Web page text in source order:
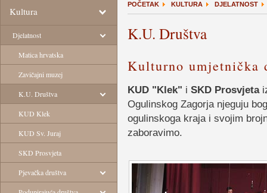
Kultura
Djelatnost
Matica hrvatska
Zavičajni muzej
K.U. Društva
KUD Klek
KUD Sv. Juraj
SKD Prosvjeta
Pjevačka društva
POČETAK KULTURA DJELATNOST
K.U. Društva
Kulturno umjetnička
KUD "Klek" i SKD Prosvjeta
Ogulinskog Zagorja njeguju
ogulinskoga kraja i svojim
zaboravimo.